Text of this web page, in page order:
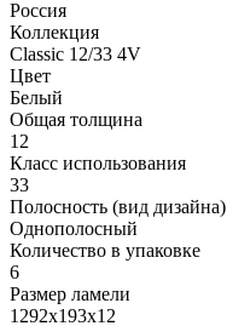
Россия
Коллекция
Classic 12/33 4V
Цвет
Белый
Общая толщина
12
Класс использования
33
Полосность (вид дизайна)
Однополосный
Количество в упаковке
6
Размер ламели
1292х193х12